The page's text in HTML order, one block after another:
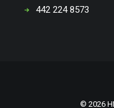
442 224 8573
© 2026